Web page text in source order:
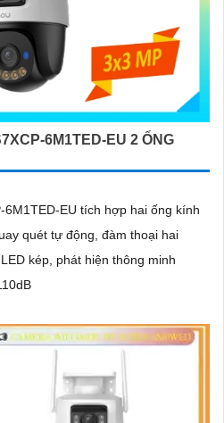
6M1TED-EU 2 ỐNG
6M1TED-EU tích hợp hai ống kính
quét tự động, đàm thoại hai
kép, phát hiện thông minh